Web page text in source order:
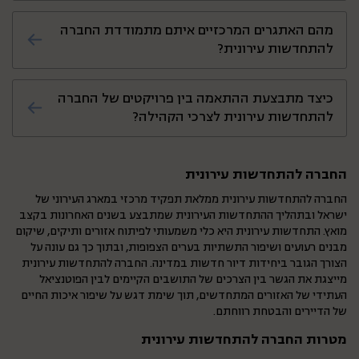
מראש.
עקרונות תכנון בר קיימא, הכוללים בנייה ירוקה,
מהם האתגרים המרכזיים איתם מתמודדת החברה
להתחדשות עירונית?
האתגרים כוללים תיאום בין יזמים ודיירים, התאמת
הפרויקטים לצרכים המקומיים, פתרונות
לאוכלוסיות מגוונות והתמודדות עם מגבלות
כיצד מתבצעת ההתאמה בין פרויקטים של החברה
להתחדשות עירונית לצרכי הקהילה?
פעולה עם תושבים, רשויות מקומיות ויזמים כדי
להבטיח תכנון שמתחשב באופי הקהילה ובצרכיה,
כגון מוסדות חינוך, שטחים ציבוריים ותחבורה
נוחה.
החברה להתחדשות עירונית
החברה להתחדשות עירונית ממלאת תפקיד מרכזי במארג העירוני של
ישראל ובתהליך ההתחדשות העירונית שמתבצע בשנים האחרונות בקצב
מואץ. התחדשות עירונית היא כלי משמעותי לפיתוח אזורים ותיקים, שיקום
מבנים רעועים ושיפור התשתיות בערים הצפופות, ובתוך כך גם עונה על
הצורך הגובר ביחידות דיור חדשות במדינה. החברה להתחדשות עירונית
מייצגת את הגשר בין הצרכים של התושבים הקיימים לבין הפוטנציאל
העתידי של האזורים המתחדשים, תוך שימת דגש על שיפור איכות החיים
של הדיירים והבטחת רווחתם.
מטרות החברה להתחדשות עירונית